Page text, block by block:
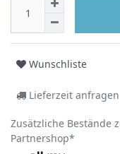
Wunschliste
Lieferzeit anfragen
Zusätzliche Bestände
Partnershop*